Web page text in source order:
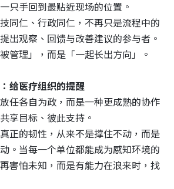
只手回到最贴近现场的位置。
同仁、行政同仁，不再只是流程中的
出观察、回馈与改善建议的参与者。
管理」，而是「一起长出方向」。
给医疗组织的提醒
任各自为政，而是一种更成熟的协作
享目标、彼此支持。
正的韧性，从来不是撑住不动，而是
。当每一个单位都能成为感知环境的
害怕未知，而是有能力在浪来时，找